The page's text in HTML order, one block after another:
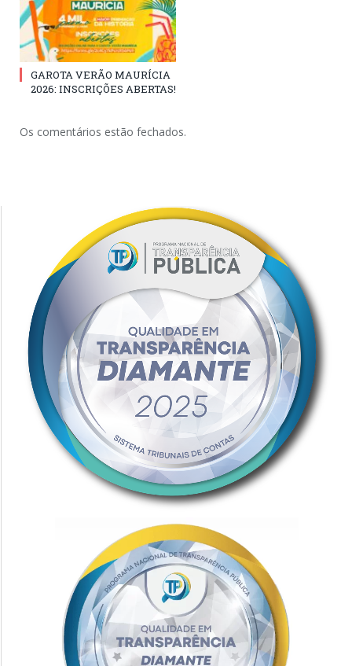
GAROTA VERÃO MAURÍCIA
2026: INSCRIÇÕES ABERTAS!
Os comentários estão fechados.